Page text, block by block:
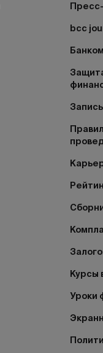
bcc
Курсы
Уроки